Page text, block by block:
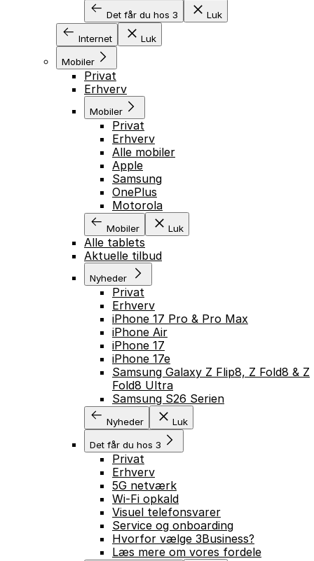
Det får du hos 3 Luk
Internet Luk
Mobiler
Privat
Erhverv
Mobiler
Privat
Erhverv
Alle mobiler
Apple
Samsung
OnePlus
Motorola
Mobiler Luk
Alle tablets
Aktuelle tilbud
Nyheder
Privat
Erhverv
iPhone 17 Pro & Pro Max
iPhone Air
iPhone 17
iPhone 17e
Samsung Galaxy Z Flip8, Z Fold8 & Z
Fold8 Ultra
Samsung S26 Serien
Nyheder Luk
Det får du hos 3
Privat
Erhverv
5G netværk
Wi-Fi opkald
Visuel telefonsvarer
Service og onboarding
Hvorfor vælge 3Business?
Læs mere om vores fordele